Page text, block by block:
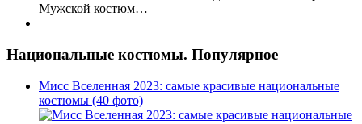
Мужской костюм…
Национальные костюмы. Популярное
Мисс Вселенная 2023: самые красивые национальные
костюмы (40 фото)